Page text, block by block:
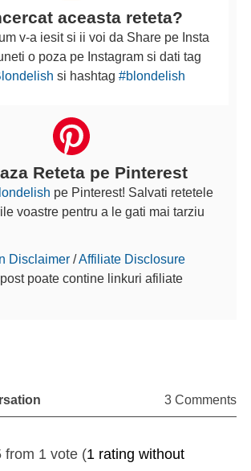
aceasta reteta?
v-a iesit si ii voi da Share pe Insta
o poza pe Instagram si dati tag
si hashtag #blondelish
Reteta pe Pinterest
pe Pinterest! Salvati retetele
voastre pentru a le gati mai tarziu
Disclaimer /Affiliate Disclosure
post poate contine linkuri afiliate
3 Comments
from 1 vote (1 rating without